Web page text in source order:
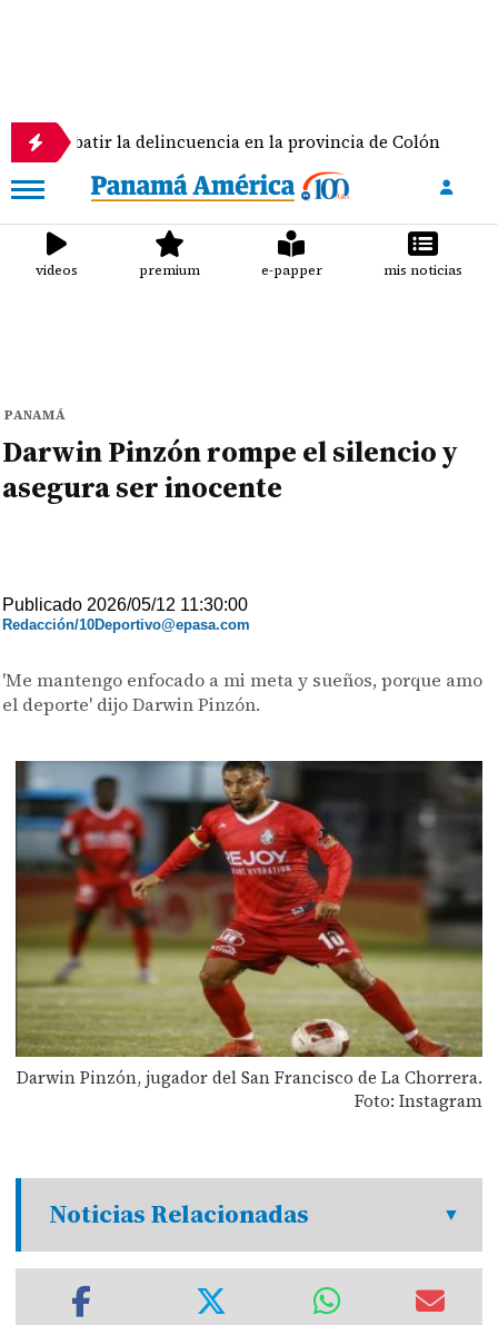
la delincuencia en la provincia de Colón
videos premium e-papper mis noticias
PANAMÁ
Darwin Pinzón rompe el silencio y
asegura ser inocente
Publicado 2026/05/12 11:30:00
Redacción/10Deportivo@epasa.com
'Me mantengo enfocado a mi meta y sueños, porque amo
el deporte' dijo Darwin Pinzón.
Darwin Pinzón, jugador del San Francisco de La Chorrera.
Foto: Instagram
Noticias Relacionadas